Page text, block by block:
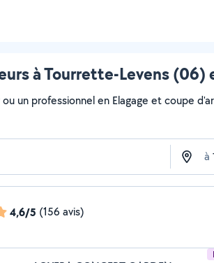
à Tourrette-Levens
un professionnel en Elagage et coupe
à
4,6/5 (156 avis)